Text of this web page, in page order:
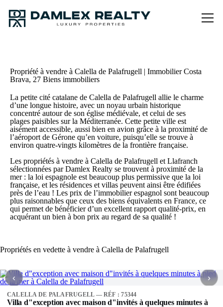
Propriété à vendre à Calella de Palafrugell | Immobilier Costa
Brava, 27 Biens immobiliers
La petite cité catalane de Calella de Palafrugell allie le charme
d’une longue histoire, avec un noyau urbain historique
concentré autour de son église médiévale, et celui de ses
plages paisibles sur la Méditerranée. Cette petite ville est
aisément accessible, aussi bien en avion grâce à la proximité de
l’aéroport de Gérone qu’en voiture, puisqu’elle se trouve à
environ quatre-vingts kilomètres de la frontière française.
Les propriétés à vendre à Calella de Palafrugell et Llafranch
sélectionnées par Damlex Realty se trouvent à proximité de la
mer : la loi espagnole est beaucoup plus permissive que la loi
française, et les résidences et villas peuvent ainsi être édifiées
près de l’eau ! Les prix de l’immobilier espagnol sont beaucoup
plus raisonnables que ceux des biens équivalents en France, ce
qui permet de bénéficier d’un excellent rapport qualité-prix, en
acquérant un bien à bon prix au regard de sa qualité !
Propriétés en vedette à vendre à Calella de Palafrugell
‹ ›
CALELLA DE PALAFRUGELL — RÉF : 75344
Villa d"exception avec maison d"invités à quelques minutes à